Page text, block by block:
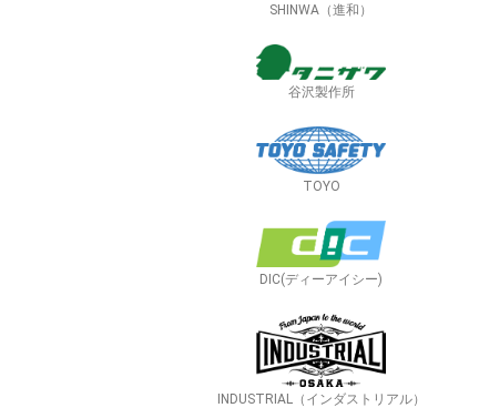
SHINWA（進和）
谷沢製作所
TOYO
DIC(ディーアイシー)
INDUSTRIAL（インダストリアル）